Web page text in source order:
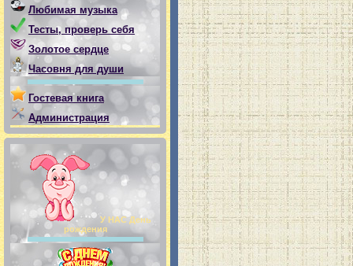
Любимая музыка
Тесты, проверь себя
Золотое сердце
Часовня для души
Гостевая книга
Администрация
У НАС День
рождения